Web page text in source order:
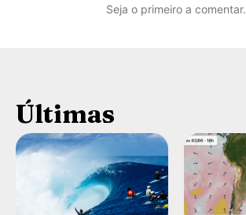
Seja o primeiro a comentar.
Últimas